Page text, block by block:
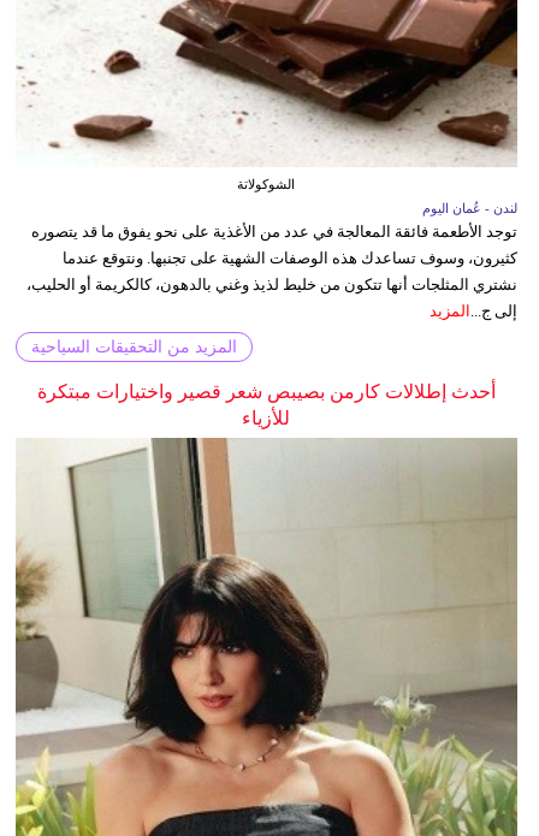
الشوكولاتة
لندن - عُمان اليوم
توجد الأطعمة فائقة المعالجة في عدد من الأغذية على نحو يفوق ما قد يتصوره
كثيرون، وسوف تساعدك هذه الوصفات الشهية على تجنبها. ونتوقع عندما
نشتري المثلجات أنها تتكون من خليط لذيذ وغني بالدهون، كالكريمة أو الحليب،
إلى ج...
المزيد
المزيد من التحقيقات السياحية
أحدث إطلالات كارمن بصيبص شعر قصير واختيارات مبتكرة
للأزياء